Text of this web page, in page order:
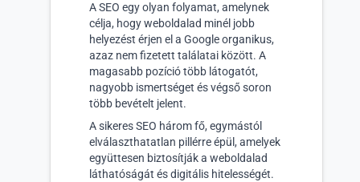
A SEO egy olyan folyamat, amelynek
célja, hogy weboldalad minél jobb
helyezést érjen el a Google organikus,
azaz nem fizetett találatai között. A
magasabb pozíció több látogatót,
nagyobb ismertséget és végső soron
több bevételt jelent.
A sikeres SEO három fő, egymástól
elválaszthatatlan pillérre épül, amelyek
együttesen biztosítják a weboldalad
láthatóságát és digitális hitelességét.